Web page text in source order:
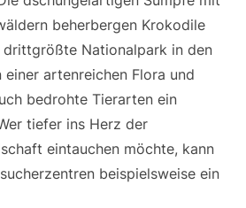
beherbergen Krokodile
drittgrößte Nationalpark in den
artenreichen Flora und
bedrohte Tierarten ein
tiefer ins Herz der
eintauchen möchte, kann
beispielsweise ein